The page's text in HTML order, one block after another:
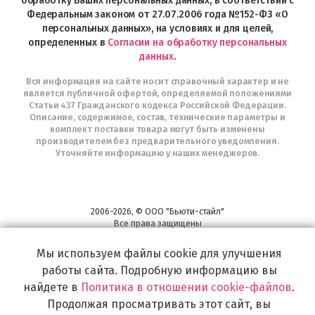
Федеральным законом от 27.07.2006 года №152-ФЗ «О
персональных данных», на условиях и для целей,
определенных в Согласии на обработку персональных
данных.
Вся информация на сайте носит справочный характер и не
является публичной офертой, определяемой положениями
Статьи 437 Гражданского кодекса Российской Федерации.
Описание, содержимое, состав, технические параметры и
комплект поставки товара могут быть изменены
производителем без предварительного уведомления.
Уточняйте информацию у наших менеджеров.
2006-2026, © ООО "Бьюти-стайл"
Все права защищены
Широкий выбор инструментов, аксессуаров и принадлежностей для
воплощения
самых изысканных и необычных идей по созданию Вашего образа и стиля.
Мы используем файлы cookie для улучшения
работы сайта. Подробную информацию вы
найдете в Политика в отношении cookie-файлов.
Продолжая просматривать этот сайт, вы